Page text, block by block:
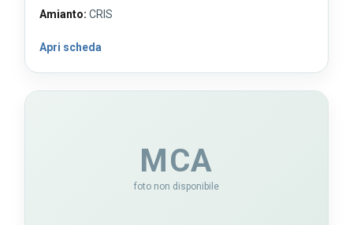
Amianto: CRIS
Apri scheda
MCA
foto non disponibile